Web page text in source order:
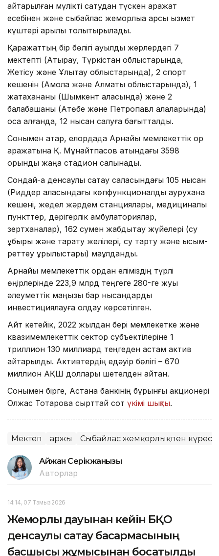
қайтарылған мүлікті сатудан түскен қаражат
есебінен және сыбайлас жемқорлыққа қарсы қызмет
күштері арқылы толықтырылады.
Қаражаттың бір бөлігі ауылдық жерлердегі 7
мектепті (Атырау, Түркістан облыстарында,
Жетісу және Ұлытау облыстарында), 2 спорт
кешенін (Ақмола және Алматы облыстарында), 1
жатақхананы (Шымкент қаласында) және 2
балабақшаны (Ақтөбе және Петропавл қалаларында)
қоса алғанда, 12 нысан салуға бағытталды.
Сонымен қатар, елордада Арнайы мемлекеттік қор
қаражатына Қ. Мұнайтпасов атындағы 3598
орындық жаңа стадион салынады.
Сондай-ақ денсаулық сақтау саласындағы 105 нысан
(Риддер қаласындағы көпфункционалды аурухана
кешені, жедел жәрдем станциялары, медициналық
пункттер, дәрігерлік амбулаториялар,
зертханалар), 162 сумен жабдықтау жүйелері (су
құбыры және тарату желілері, су тарту және қысым-
реттеу құрылыстары) мақұлданды.
Арнайы мемлекеттік қордан еліміздің түрлі
өңірлерінде 223,9 млрд теңгеге 280-ге жуық
әлеуметтік маңызы бар нысандарды
инвестициялауға қолдау көрсетілген.
Айт кетейік, 2022 жылдан бері мемлекетке және
квазимемлекеттік сектор субъектілеріне 1
триллион 130 миллиард теңгеден астам актив
қайтарылды. Активтердің едәуір бөлігі – 670
миллион АҚШ доллары шетелден қайтқан.
Сонымен бірге, Астана банкінің бұрынғы акционері
Олжас Тоқтаровқа сырттай сот үкімі шықты.
Мектеп Қаржы Сыбайлас жемқорлықпен күрес
Айжан Серікжанқызы
Авторлар
14:14, 07 Тамыз 2026
Жемқорлық дауынан кейін БҚО
денсаулық сақтау басқармасының
басшысы жұмысынан босатылды